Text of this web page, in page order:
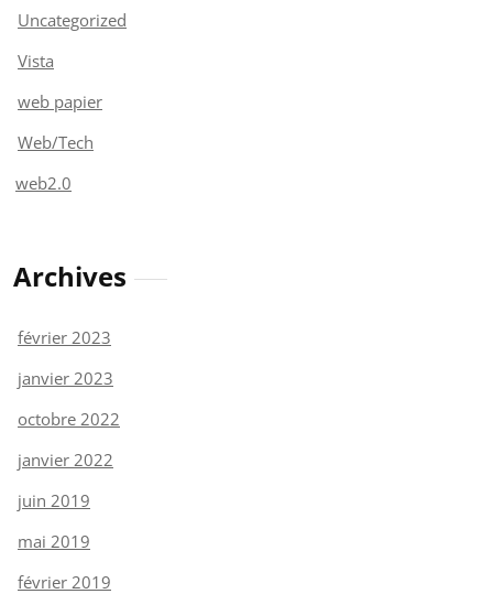
Uncategorized
Vista
web papier
Web/Tech
web2.0
Archives
février 2023
janvier 2023
octobre 2022
janvier 2022
juin 2019
mai 2019
février 2019